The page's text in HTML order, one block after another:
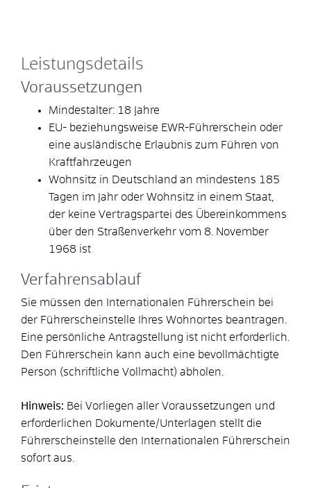
Leistungsdetails
Voraussetzungen
Mindestalter: 18 Jahre
EU- beziehungsweise EWR-Führerschein oder
eine ausländische Erlaubnis zum Führen von
Kraftfahrzeugen
Wohnsitz in Deutschland an mindestens 185
Tagen im Jahr oder Wohnsitz in einem Staat,
der keine Vertragspartei des Übereinkommens
über den Straßenverkehr vom 8. November
1968 ist
Verfahrensablauf
Sie müssen den Internationalen Führerschein bei
der Führerscheinstelle Ihres Wohnortes beantragen.
Eine persönliche Antragstellung ist nicht erforderlich.
Den Führerschein kann auch eine bevollmächtigte
Person (schriftliche Vollmacht) abholen.
Hinweis: Bei Vorliegen aller Voraussetzungen und
erforderlichen Dokumente/Unterlagen stellt die
Führerscheinstelle den Internationalen Führerschein
sofort aus.